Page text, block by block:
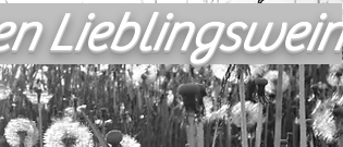
Lieblingswein